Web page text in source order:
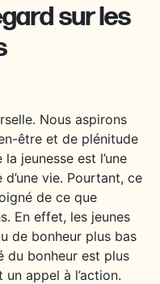
sur les
Nous aspirons
être et de plénitude
jeunesse est l’une
vie. Pourtant, ce
de ce que
En effet, les jeunes
de bonheur plus bas
du bonheur est plus
un appel à l’action.